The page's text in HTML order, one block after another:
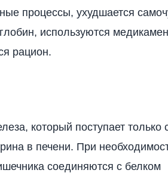
процессы, ухудшается
используются
рацион.
который поступает только
в печени. При
соединяются с белком